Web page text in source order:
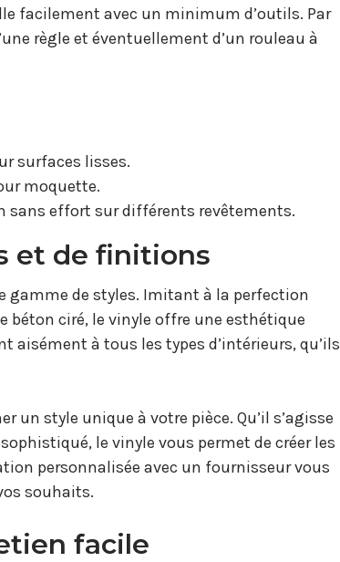
facilement avec un minimum d’outils. Par
règle et éventuellement d’un rouleau à
surfaces lisses.
moquette.
sans effort sur différents revêtements.
et de finitions
gamme de styles. Imitant à la perfection
béton ciré, le vinyle offre une esthétique
aisément à tous les types d’intérieurs, qu’ils
un style unique à votre pièce. Qu’il s’agisse
le vinyle vous permet de créer les
personnalisée avec un fournisseur vous
souhaits.
facile